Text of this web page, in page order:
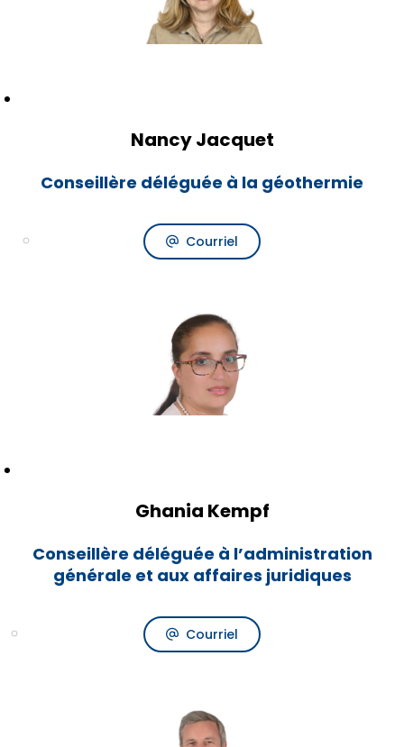
Nancy Jacquet
Conseillère déléguée à la géothermie
Courriel
Ghania Kempf
Conseillère déléguée à l’administration
générale et aux affaires juridiques
Courriel